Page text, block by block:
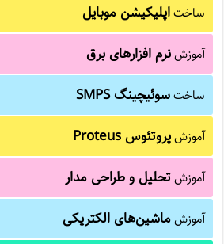
ساختاپلیکیشن موبایل
آموزشنرم افزارهای برق
ساختسوئیچینگ SMPS
آموزشپروتئوس Proteus
آموزشتحلیل و طراحی مدار
آموزشماشین‌های الکتریکی